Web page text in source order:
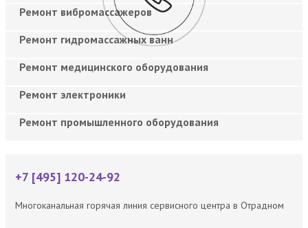
Ремонт вибромассажеров
Ремонт гидромассажных ванн
Ремонт медицинского оборудования
Ремонт электроники
Ремонт промышленного оборудования
+7 [495] 120-24-92
Многоканальная горячая линия сервисного центра в Отрадном